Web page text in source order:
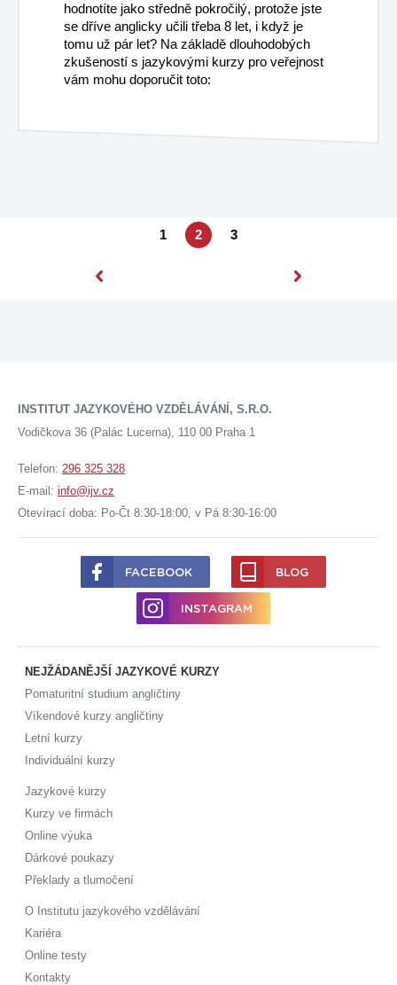
hodnotíte jako středně pokročilý, protože jste
se dříve anglicky učili třeba 8 let, i když je
tomu už pár let? Na základě dlouhodobých
zkušeností s jazykovými kurzy pro veřejnost
vám mohu doporučit toto:
1 2 3
INSTITUT JAZYKOVÉHO VZDĚLÁVÁNÍ, S.R.O.
Vodičkova 36 (Palác Lucerna), 110 00 Praha 1
Telefon: 296 325 328
E-mail: info@ijv.cz
Otevírací doba: Po-Čt 8:30-18:00, v Pá 8:30-16:00
NEJŽÁDANĚJŠÍ JAZYKOVÉ KURZY
Pomaturitní studium angličtiny
Víkendové kurzy angličtiny
Letní kurzy
Individuální kurzy
Jazykové kurzy
Kurzy ve firmách
Online výuka
Dárkové poukazy
Překlady a tlumočení
O Institutu jazykového vzdělávání
Kariéra
Online testy
Kontakty
FACEBOOK BLOG
INSTAGRAM